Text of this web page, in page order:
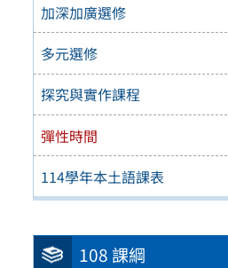
加深加廣選修
多元選修
探究與實作課程
彈性時間
114學年本土語課表
108 課綱